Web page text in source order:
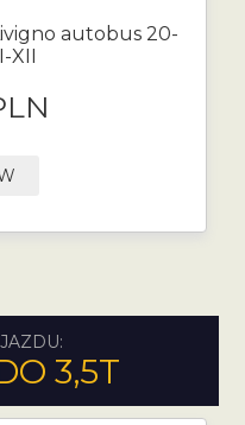
autobus 20-
XII
3,5T